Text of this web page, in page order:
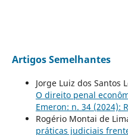
Artigos Semelhantes
Jorge Luiz dos Santos
O direito penal
Emeron: n. 34 (2024):
Rogério Montai de
práticas judiciais